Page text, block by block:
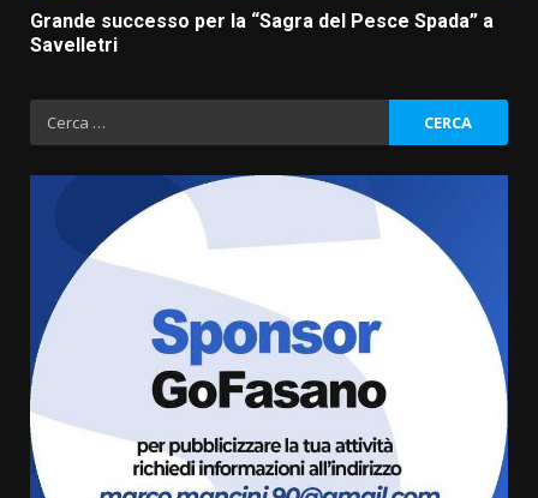
Grande successo per la “Sagra del Pesce Spada” a
Savelletri
Ricerca
per:
6
grande spettacolo con Uccio De
8 Agosto 2026 07:30
7
Politiche Giovanili e Mobilità
Sostenibile: premiati gli studenti
universitari del bando “La strada
giusta”
8 Agosto 2026 07:15
Savelletri in festa, pienone sul
porto per Uccio De Santis: la
voce di Antonella Losavio
incanta la piazza
10 Agosto 2026 10:48